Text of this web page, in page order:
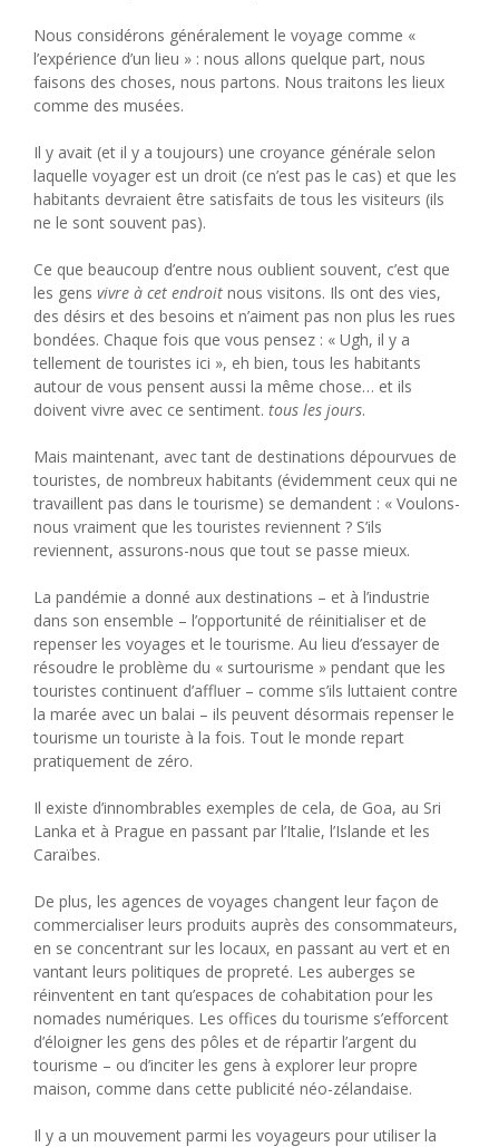
Nous considérons généralement le voyage comme «
l’expérience d’un lieu » : nous allons quelque part, nous
faisons des choses, nous partons. Nous traitons les lieux
comme des musées.
Il y avait (et il y a toujours) une croyance générale selon
laquelle voyager est un droit (ce n’est pas le cas) et que les
habitants devraient être satisfaits de tous les visiteurs (ils
ne le sont souvent pas).
Ce que beaucoup d’entre nous oublient souvent, c’est que
les gens vivre à cet endroit nous visitons. Ils ont des vies,
des désirs et des besoins et n’aiment pas non plus les rues
bondées. Chaque fois que vous pensez : « Ugh, il y a
tellement de touristes ici », eh bien, tous les habitants
autour de vous pensent aussi la même chose… et ils
doivent vivre avec ce sentiment. tous les jours.
Mais maintenant, avec tant de destinations dépourvues de
touristes, de nombreux habitants (évidemment ceux qui ne
travaillent pas dans le tourisme) se demandent : « Voulons-
nous vraiment que les touristes reviennent ? S’ils
reviennent, assurons-nous que tout se passe mieux.
La pandémie a donné aux destinations – et à l’industrie
dans son ensemble – l’opportunité de réinitialiser et de
repenser les voyages et le tourisme. Au lieu d’essayer de
résoudre le problème du « surtourisme » pendant que les
touristes continuent d’affluer – comme s’ils luttaient contre
la marée avec un balai – ils peuvent désormais repenser le
tourisme un touriste à la fois. Tout le monde repart
pratiquement de zéro.
Il existe d’innombrables exemples de cela, de Goa, au Sri
Lanka et à Prague en passant par l’Italie, l’Islande et les
Caraïbes.
De plus, les agences de voyages changent leur façon de
commercialiser leurs produits auprès des consommateurs,
en se concentrant sur les locaux, en passant au vert et en
vantant leurs politiques de propreté. Les auberges se
réinventent en tant qu’espaces de cohabitation pour les
nomades numériques. Les offices du tourisme s’efforcent
d’éloigner les gens des pôles et de répartir l’argent du
tourisme – ou d’inciter les gens à explorer leur propre
maison, comme dans cette publicité néo-zélandaise.
Il y a un mouvement parmi les voyageurs pour utiliser la